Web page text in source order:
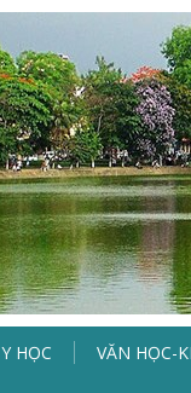
Y HỌC VĂN HỌC-